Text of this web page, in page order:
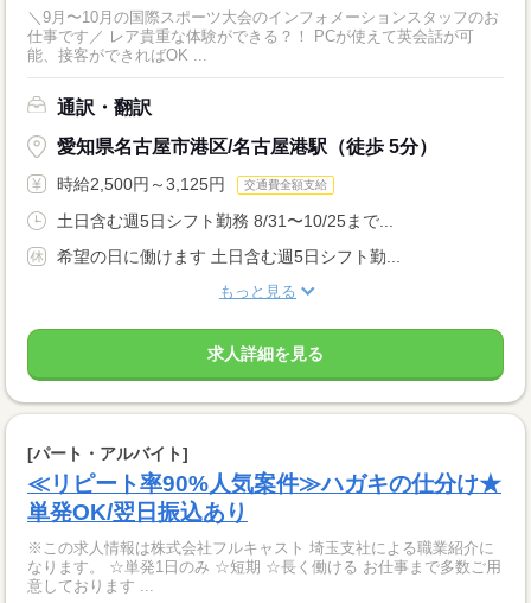
＼9月〜10月の国際スポーツ大会のインフォメーションスタッフのお
仕事です／ レア貴重な体験ができる？！ PCが使えて英会話が可
能、接客ができればOK ...
通訳・翻訳
愛知県名古屋市港区/名古屋港駅（徒歩 5分）
時給2,500円～3,125円 交通費全額支給
土日含む週5日シフト勤務 8/31〜10/25まで...
希望の日に働けます 土日含む週5日シフト勤...
もっと見る
求人詳細を見る
[パート・アルバイト]
≪リピート率90%人気案件≫ハガキの仕分け★
単発OK/翌日振込あり
※この求人情報は株式会社フルキャスト 埼玉支社による職業紹介に
なります。 ☆単発1日のみ ☆短期 ☆長く働ける お仕事まで多数ご用
意しております ...